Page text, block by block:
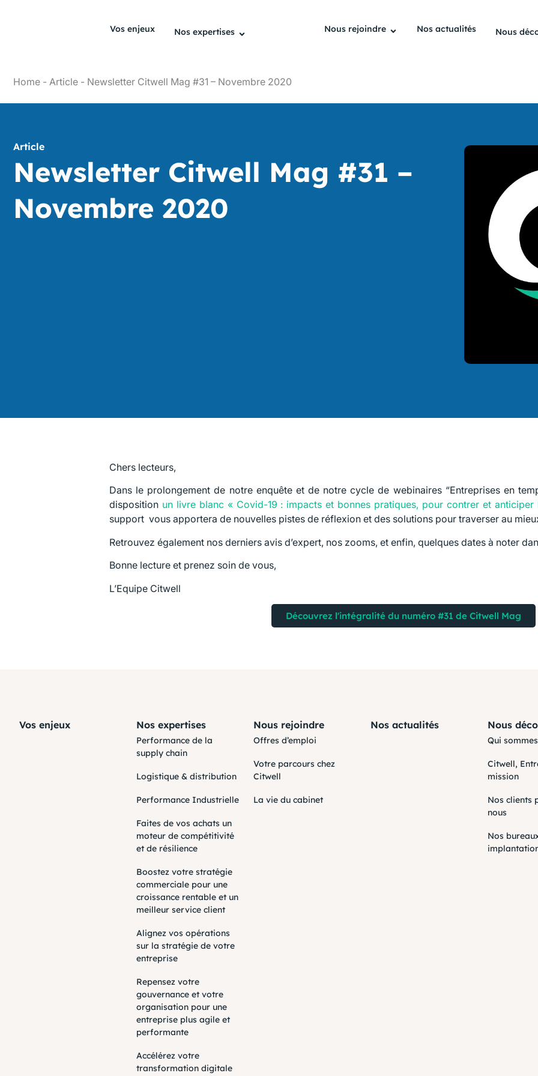
Vos enjeux Nos expertises Nous rejoindre Nos actualités Nous
Home - Article - Newsletter Citwell Mag #31 – Novembre 2020
Article
Newsletter Citwell Mag #31 –
Novembre 2020
Chers lecteurs,
Dans le prolongement de notre enquête et de notre cycle de webinaires “Entreprises en
disposition un livre blanc « Covid-19 : impacts et bonnes pratiques, pour contrer et anticiper
support vous apportera de nouvelles pistes de réflexion et des solutions pour traverser au
Retrouvez également nos derniers avis d’expert, nos zooms, et enfin, quelques dates à noter
Bonne lecture et prenez soin de vous,
L’Equipe Citwell
Découvrez l'intégralité du numéro #31 de Citwell Mag
Vos enjeux Nos expertises
Performance de la
supply chain
Logistique & distribution
Performance Industrielle
Faites de vos achats un
moteur de compétitivité
et de résilience
Boostez votre stratégie
commerciale pour une
croissance rentable et un
meilleur service client
Alignez vos opérations
sur la stratégie de votre
entreprise
Repensez votre
gouvernance et votre
organisation pour une
entreprise plus agile et
performante
Accélérez votre
transformation digitale
Nous rejoindre
Offres d’emploi
Votre parcours chez
Citwell
La vie du cabinet
Nos actualités Nous
Qui
Citwell,
mission
Nos clients
nous
Nos